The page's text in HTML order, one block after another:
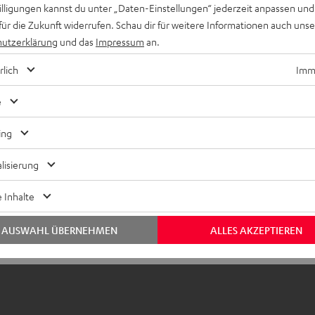
stabiler, ohrumschließender aber offener High-Definition
Magneten und 44-mm-Linear-HD-Treiber sorgen für
und verzerrungsfreie Pegel. Die klangliche
natürlich. Hochwertiges Zubehör im Lieferumfang.
kannst du unter „Daten-Einstellungen“ jederzeit anpassen
die Zukunft widerrufen. Schau dir für weitere Informationen auch
und das Impressum an.
Inhalte
ALLES AKZEPTIEREN
AUSWAHL ÜBERNEHMEN